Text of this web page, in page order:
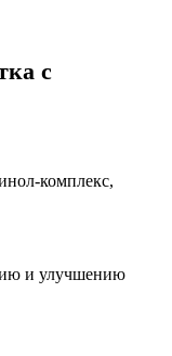
с
комплекс,
и улучшению